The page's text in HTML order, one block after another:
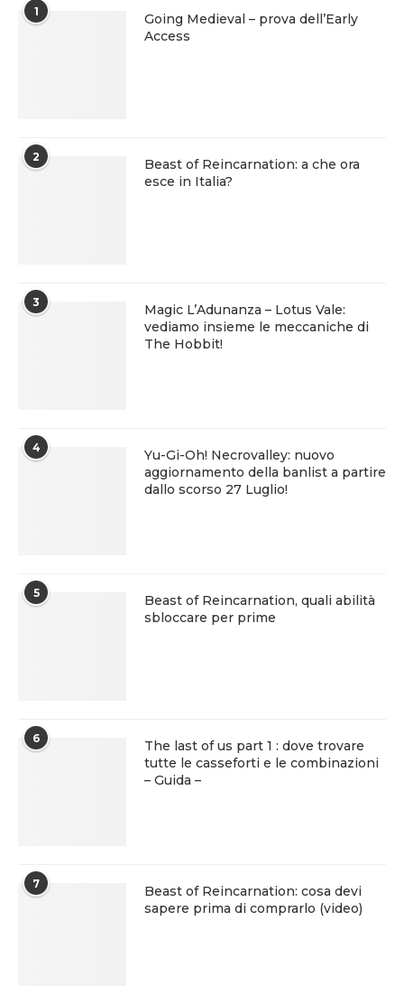
1
Going Medieval – prova dell’Early
Access
2
Beast of Reincarnation: a che ora
esce in Italia?
3
Magic L’Adunanza – Lotus Vale:
vediamo insieme le meccaniche di
The Hobbit!
4
Yu-Gi-Oh! Necrovalley: nuovo
aggiornamento della banlist a partire
dallo scorso 27 Luglio!
5
Beast of Reincarnation, quali abilità
sbloccare per prime
6
The last of us part 1 : dove trovare
tutte le casseforti e le combinazioni
– Guida –
7
Beast of Reincarnation: cosa devi
sapere prima di comprarlo (video)